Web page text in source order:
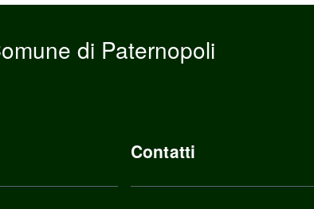
di Paternopoli
Contatti